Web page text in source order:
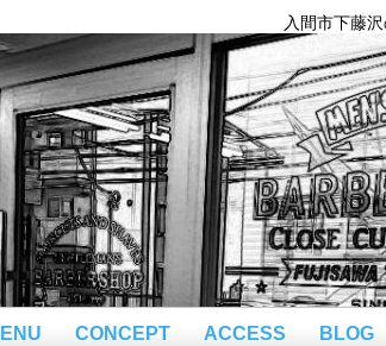
入間市下藤
CONCEPT ACCESS BLOG